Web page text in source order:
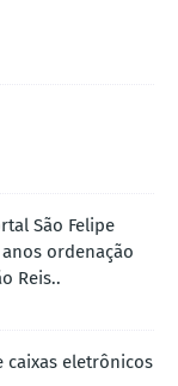
São Felipe
ordenação
Reis..
caixas eletrônicos